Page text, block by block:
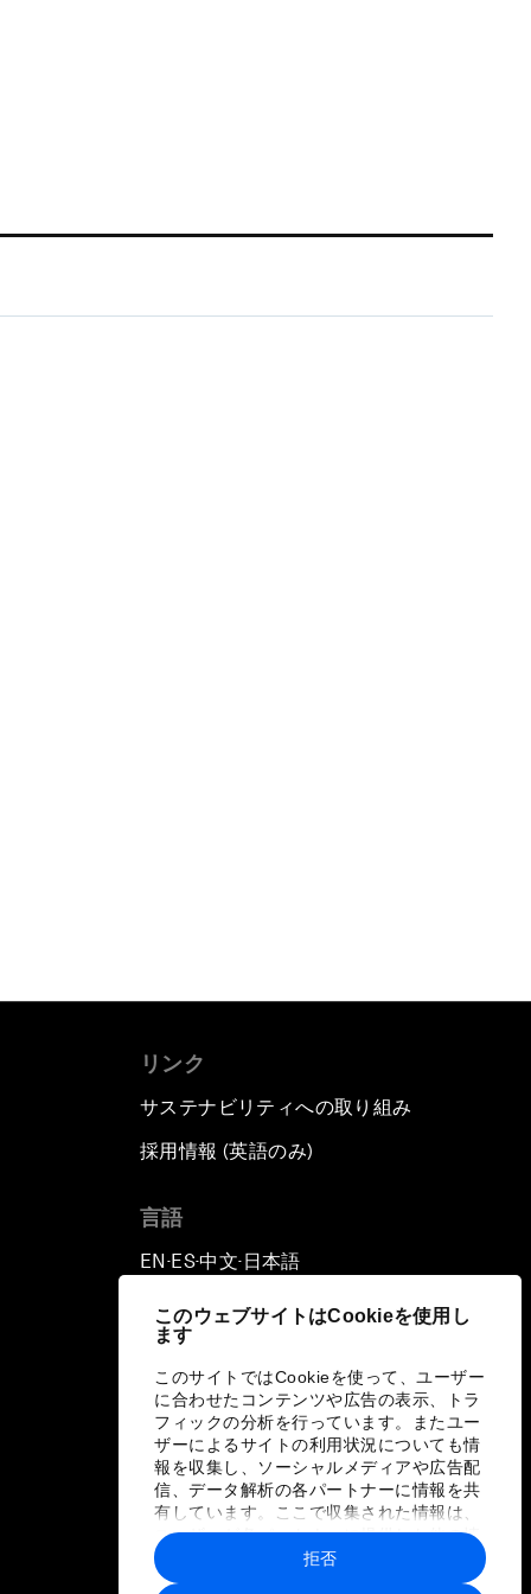
このウェブサイトはCookieを使用し
ます
このサイトではCookieを使って、ユーザー
に合わせたコンテンツや広告の表示、トラ
フィックの分析を行っています。またユー
ザーによるサイトの利用状況についても情
報を収集し、ソーシャルメディアや広告配
信、データ解析の各パートナーに情報を共
有しています。ここで収集された情報は、
ユーザーが各パートナーに提供した他の情
報や各パートナーのサービスを使用した際
に収集された情報と組み合わされ、各パー
拒否
リンク
サステナビリティへの取り組み
採用情報 (英語のみ)
言語
EN ▪ ES▪中文▪ 日本語